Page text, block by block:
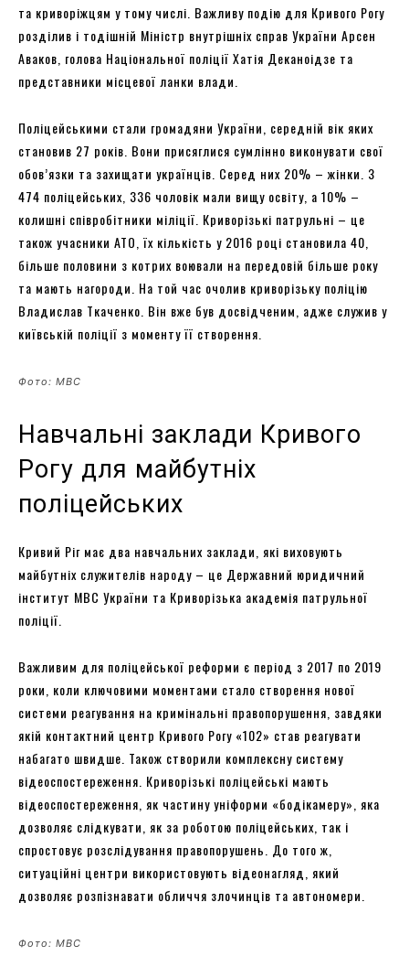
та криворіжцям у тому числі. Важливу подію для Кривого Рогу
розділив і тодішній Міністр внутрішніх справ України Арсен
Аваков, голова Національної поліції Хатія Деканоідзе та
представники місцевої ланки влади.
Поліцейськими стали громадяни України, середній вік яких
становив 27 років. Вони присяглися сумлінно виконувати свої
обов’язки та захищати українців. Серед них 20% – жінки. З
474 поліцейських, 336 чоловік мали вищу освіту, а 10% –
колишні співробітники міліції. Криворізькі патрульні – це
також учасники АТО, їх кількість у 2016 році становила 40,
більше половини з котрих воювали на передовій більше року
та мають нагороди. На той час очолив криворізьку поліцію
Владислав Ткаченко. Він вже був досвідченим, адже служив у
київській поліції з моменту її створення.
Фото: МВС
Навчальні заклади Кривого
Рогу для майбутніх
поліцейських
Кривий Ріг має два навчальних заклади, які виховують
майбутніх служителів народу – це Державний юридичний
інститут МВС України та Криворізька академія патрульної
поліції.
Важливим для поліцейської реформи є період з 2017 по 2019
роки, коли ключовими моментами стало створення нової
системи реагування на кримінальні правопорушення, завдяки
якій контактний центр Кривого Рогу «102» став реагувати
набагато швидше. Також створили комплексну систему
відеоспостереження. Криворізькі поліцейські мають
відеоспостереження, як частину уніформи «бодікамеру», яка
дозволяє слідкувати, як за роботою поліцейських, так і
спростовує розслідування правопорушень. До того ж,
ситуаційні центри використовують відеонагляд, який
дозволяє розпізнавати обличчя злочинців та автономери.
Фото: МВС